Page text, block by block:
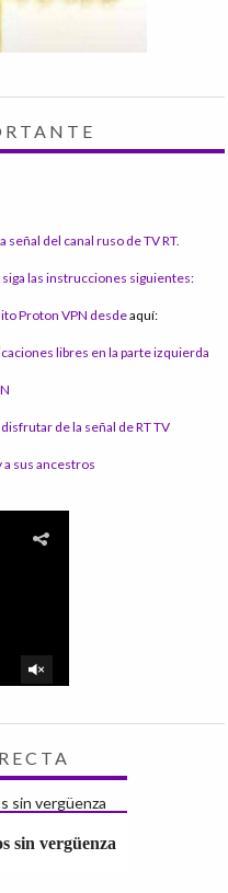
del canal ruso de TV RT.
las instrucciones siguientes:
Proton VPN desdeaquí:
libres en la parte izquierda
de la señal de RT TV
a sus ancestros
sin vergüenza